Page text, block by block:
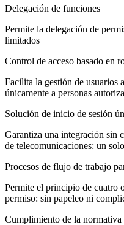
Delegación de funciones
Permite la delegación de
limitados
Control de acceso basado en
Facilita la gestión de usuarios
únicamente a personas
Solución de inicio de sesión
Garantiza una integración sin
de telecomunicaciones: un
Procesos de flujo de trabajo
Permite el principio de cuatro
permiso: sin papeleo ni
Cumplimiento de la